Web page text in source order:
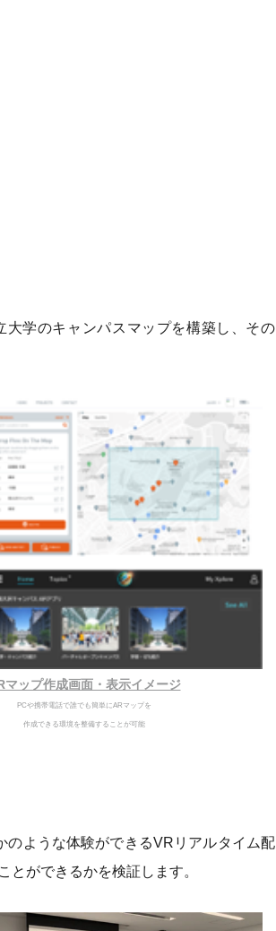
学のキャンパスマップを構築し、その
マップ作成画面・表示イメージ
PCや携帯電話で誰でも簡単にARマップを
作成できる環境を整備することが可能
ような体験ができるVRリアルタイム配
ができるかを検証します。